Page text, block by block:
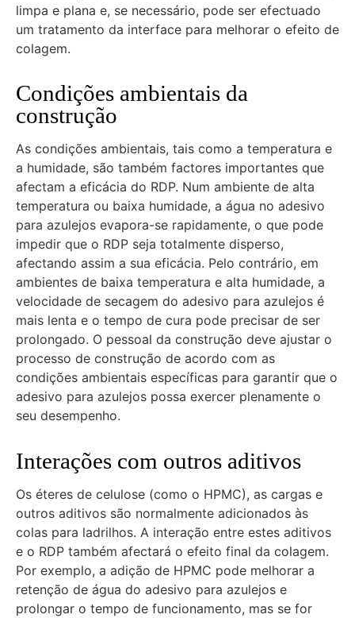
limpa e plana e, se necessário, pode ser efectuado
um tratamento da interface para melhorar o efeito de
colagem.
Condições ambientais da
construção
As condições ambientais, tais como a temperatura e
a humidade, são também factores importantes que
afectam a eficácia do RDP. Num ambiente de alta
temperatura ou baixa humidade, a água no adesivo
para azulejos evapora-se rapidamente, o que pode
impedir que o RDP seja totalmente disperso,
afectando assim a sua eficácia. Pelo contrário, em
ambientes de baixa temperatura e alta humidade, a
velocidade de secagem do adesivo para azulejos é
mais lenta e o tempo de cura pode precisar de ser
prolongado. O pessoal da construção deve ajustar o
processo de construção de acordo com as
condições ambientais específicas para garantir que o
adesivo para azulejos possa exercer plenamente o
seu desempenho.
Interações com outros aditivos
Os éteres de celulose (como o HPMC), as cargas e
outros aditivos são normalmente adicionados às
colas para ladrilhos. A interação entre estes aditivos
e o RDP também afectará o efeito final da colagem.
Por exemplo, a adição de HPMC pode melhorar a
retenção de água do adesivo para azulejos e
prolongar o tempo de funcionamento, mas se for